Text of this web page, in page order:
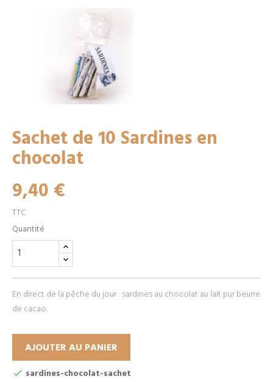
Sachet de 10 Sardines en
chocolat
9,40 €
TTC
Quantité
En direct de la pêche du jour : sardines au chocolat au lait pur beurre
de cacao.
AJOUTER AU PANIER
sardines-chocolat-sachet